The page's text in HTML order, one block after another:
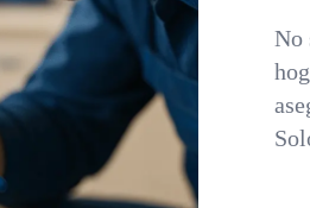
No